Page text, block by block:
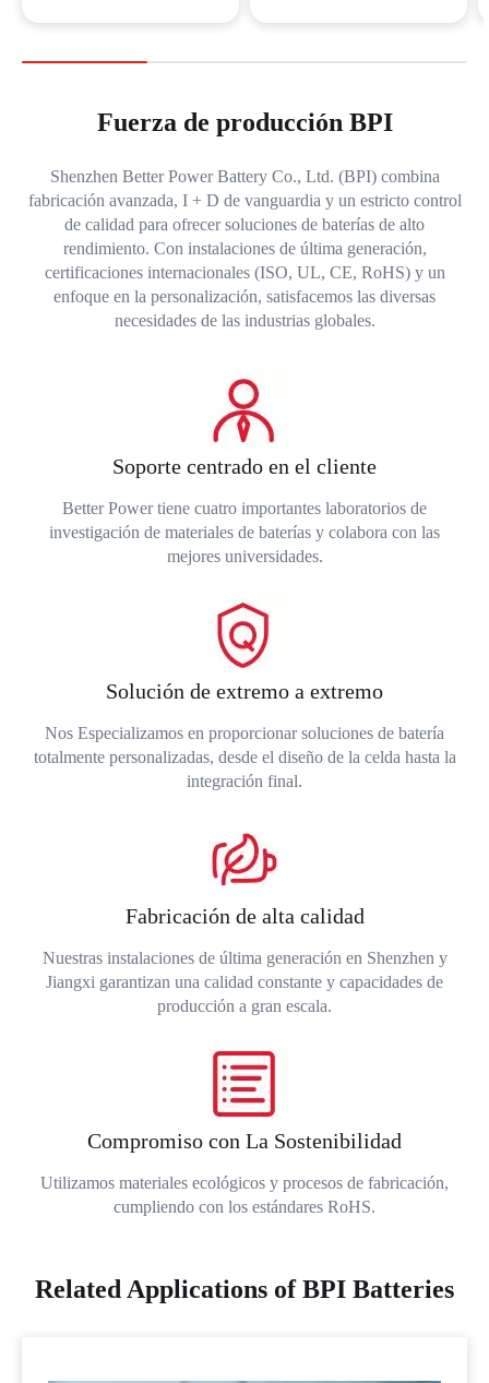
Fuerza de producción BPI
Shenzhen Better Power Battery Co., Ltd. (BPI) combina
fabricación avanzada, I + D de vanguardia y un estricto control
de calidad para ofrecer soluciones de baterías de alto
rendimiento. Con instalaciones de última generación,
certificaciones internacionales (ISO, UL, CE, RoHS) y un
enfoque en la personalización, satisfacemos las diversas
necesidades de las industrias globales.
Soporte centrado en el cliente
Better Power tiene cuatro importantes laboratorios de
investigación de materiales de baterías y colabora con las
mejores universidades.
Solución de extremo a extremo
Nos Especializamos en proporcionar soluciones de batería
totalmente personalizadas, desde el diseño de la celda hasta la
integración final.
Fabricación de alta calidad
Nuestras instalaciones de última generación en Shenzhen y
Jiangxi garantizan una calidad constante y capacidades de
producción a gran escala.
Compromiso con La Sostenibilidad
Utilizamos materiales ecológicos y procesos de fabricación,
cumpliendo con los estándares RoHS.
Related Applications of BPI Batteries